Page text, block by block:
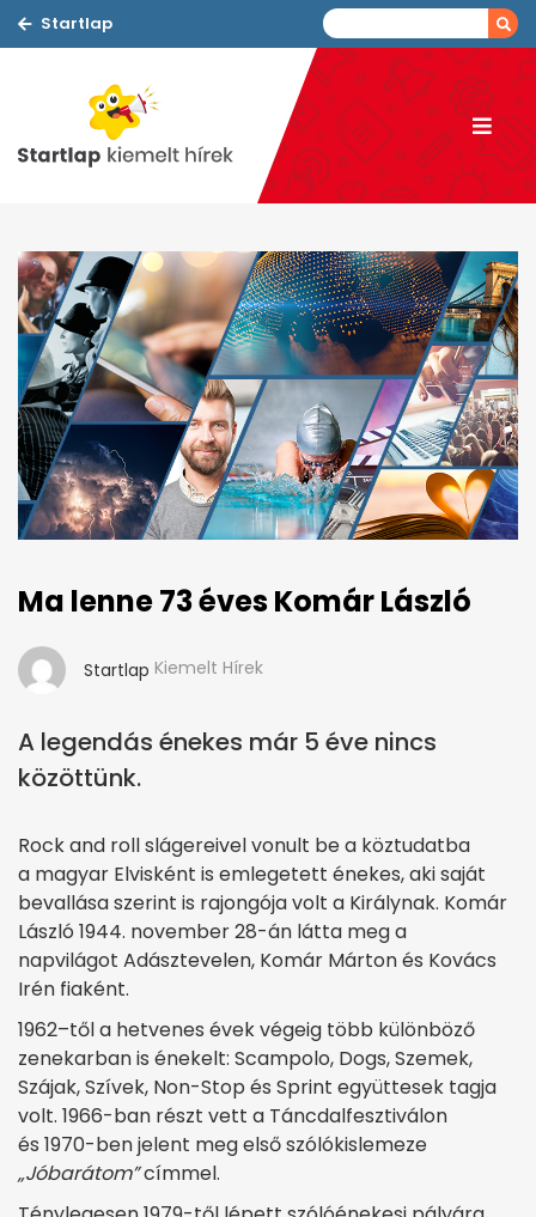
Startlap
Ma lenne 73 éves Komár László
Startlap Kiemelt Hírek
A legendás énekes már 5 éve nincs
közöttünk.
Rock and roll slágereivel vonult be a köztudatba
a magyar Elvisként is emlegetett énekes, aki saját
bevallása szerint is rajongója volt a Királynak. Komár
László 1944. november 28-án látta meg a
napvilágot Adásztevelen, Komár Márton és Kovács
Irén fiaként.
1962–től a hetvenes évek végeig több különböző
zenekarban is énekelt: Scampolo, Dogs, Szemek,
Szájak, Szívek, Non-Stop és Sprint együttesek tagja
volt. 1966-ban részt vett a Táncdalfesztiválon
és 1970-ben jelent meg első szólókislemeze
„Jóbarátom”címmel.